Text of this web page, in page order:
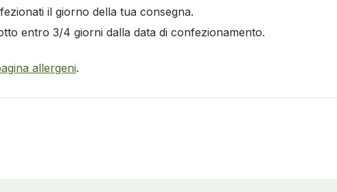
il giorno della tua consegna.
entro 3/4 giorni dalla data di confezionamento.
allergeni.